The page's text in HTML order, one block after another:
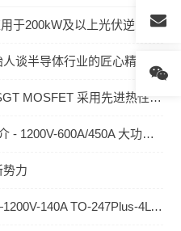
上光伏逆变系统的1000V-400A ANPC三电平模块
体行业的匠心精神，坦言未来一定是中国的
先进热性能封装 TOLT, DFN5x6 DSC ，针对大电流高功率应用
1200V-600A/450A 大功率模块
势力
140A TO-247Plus-4L IGBT 单管